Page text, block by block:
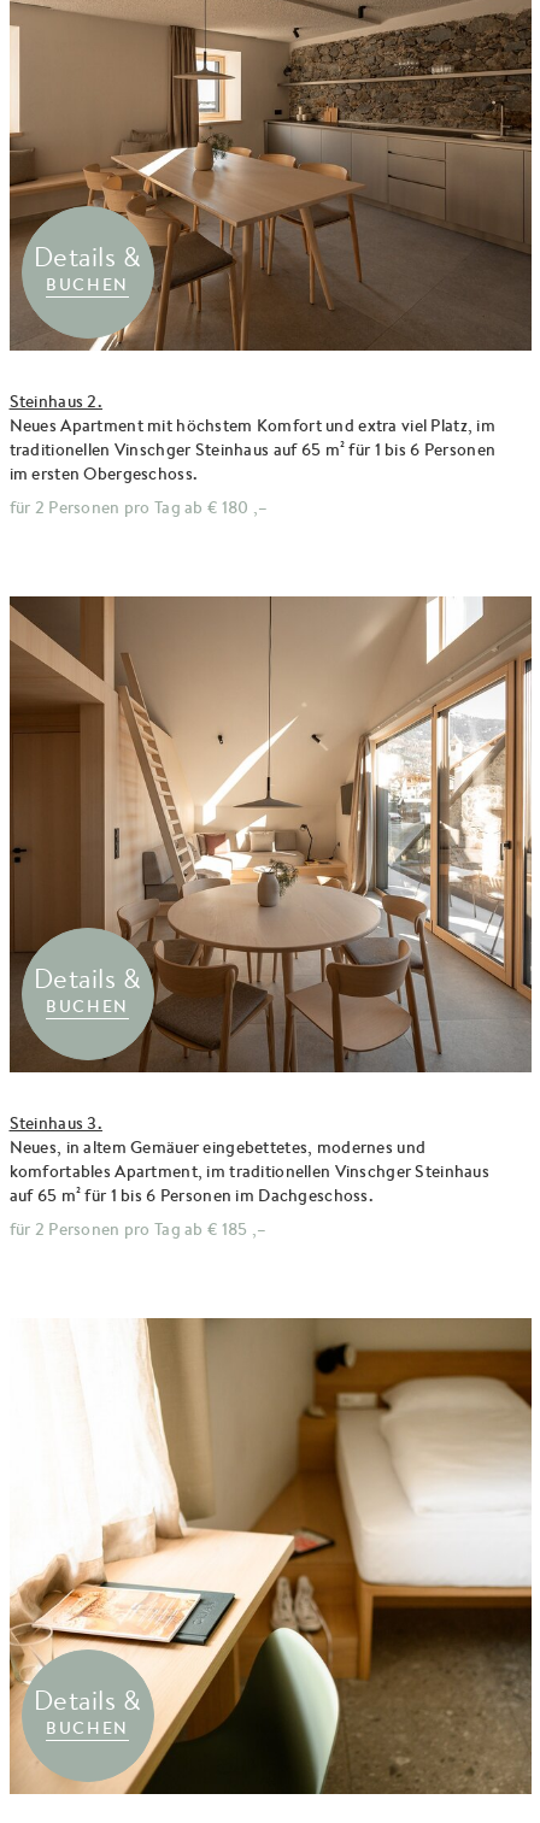
Details &
BUCHEN
Steinhaus 2.
Neues Apartment mit höchstem Komfort und extra viel Platz, im
traditionellen Vinschger Steinhaus auf 65 m² für 1 bis 6 Personen
im ersten Obergeschoss.
für 2 Personen pro Tag ab € 180 ,–
Details &
BUCHEN
Steinhaus 3.
Neues, in altem Gemäuer eingebettetes, modernes und
komfortables Apartment, im traditionellen Vinschger Steinhaus
auf 65 m² für 1 bis 6 Personen im Dachgeschoss.
für 2 Personen pro Tag ab € 185 ,–
Details &
BUCHEN